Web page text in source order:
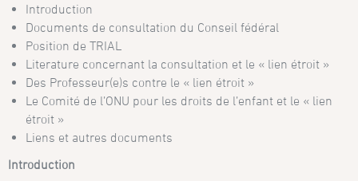
Introduction
Documents de consultation du Conseil fédéral
Position de TRIAL
Literature concernant la consultation et le « lien étroit »
Des Professeur(e)s contre le « lien étroit »
Le Comité de l’ONU pour les droits de l’enfant et le « lien
étroit »
Liens et autres documents
Introduction